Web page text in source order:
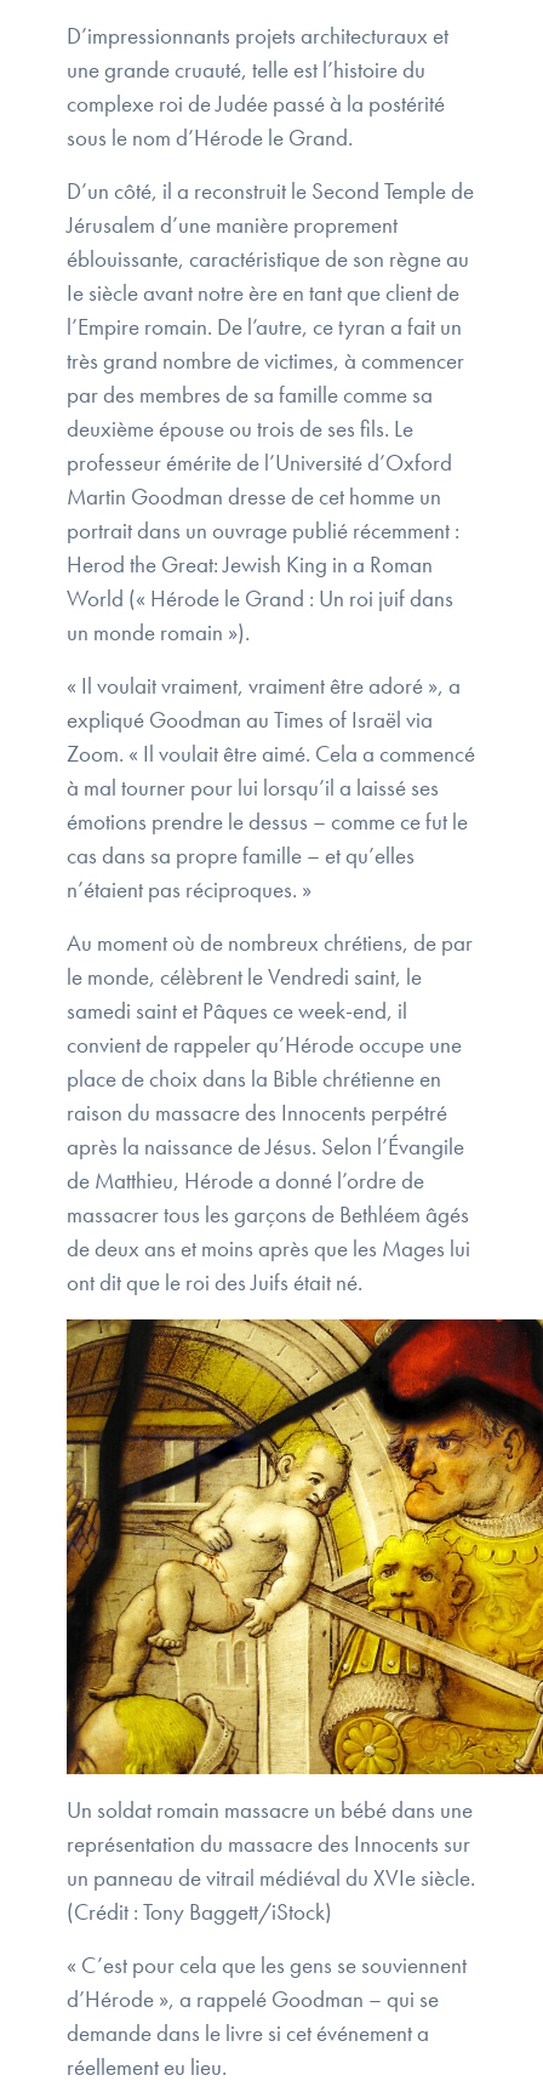
D’impressionnants projets architecturaux et
une grande cruauté, telle est l’histoire du
complexe roi de Judée passé à la postérité
sous le nom d’Hérode le Grand.
D’un côté, il a reconstruit le Second Temple de
Jérusalem d’une manière proprement
éblouissante, caractéristique de son règne au
Ie siècle avant notre ère en tant que client de
l’Empire romain. De l’autre, ce tyran a fait un
très grand nombre de victimes, à commencer
par des membres de sa famille comme sa
deuxième épouse ou trois de ses fils. Le
professeur émérite de l’Université d’Oxford
Martin Goodman dresse de cet homme un
portrait dans un ouvrage publié récemment :
Herod the Great: Jewish King in a Roman
World (« Hérode le Grand : Un roi juif dans
un monde romain »).
« Il voulait vraiment, vraiment être adoré », a
expliqué Goodman au Times of Israël via
Zoom. « Il voulait être aimé. Cela a commencé
à mal tourner pour lui lorsqu’il a laissé ses
émotions prendre le dessus – comme ce fut le
cas dans sa propre famille – et qu’elles
n’étaient pas réciproques. »
Au moment où de nombreux chrétiens, de par
le monde, célèbrent le Vendredi saint, le
samedi saint et Pâques ce week-end, il
convient de rappeler qu’Hérode occupe une
place de choix dans la Bible chrétienne en
raison du massacre des Innocents perpétré
après la naissance de Jésus. Selon l’Évangile
de Matthieu, Hérode a donné l’ordre de
massacrer tous les garçons de Bethléem âgés
de deux ans et moins après que les Mages lui
ont dit que le roi des Juifs était né.
Un soldat romain massacre un bébé dans une
représentation du massacre des Innocents sur
un panneau de vitrail médiéval du XVIe siècle.
(Crédit : Tony Baggett/iStock)
« C’est pour cela que les gens se souviennent
d’Hérode », a rappelé Goodman – qui se
demande dans le livre si cet événement a
réellement eu lieu.